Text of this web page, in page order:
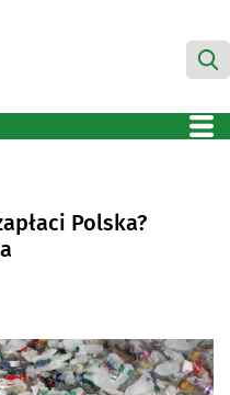
Polska?